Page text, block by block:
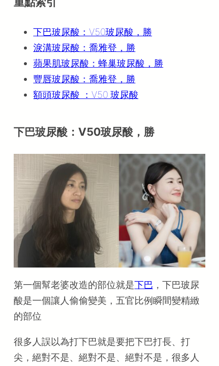
下巴玻尿酸：V50玻尿酸，勝
淚溝玻尿酸：喬雅登，勝
蘋果肌玻尿酸：蜂巢玻尿酸，勝
豐唇玻尿酸：喬雅登，勝
額頭玻尿酸 ：V50 玻尿酸
下巴玻尿酸：V50玻尿酸，勝
第一個幫老婆改造的部位就是下巴 ，下巴玻尿
酸是一個讓人偷偷變美，五官比例瞬間變精緻
的部位
很多人誤以為打下巴就是要把下巴打長、打
尖，絕對不是、絕對不是、絕對不是，很多人